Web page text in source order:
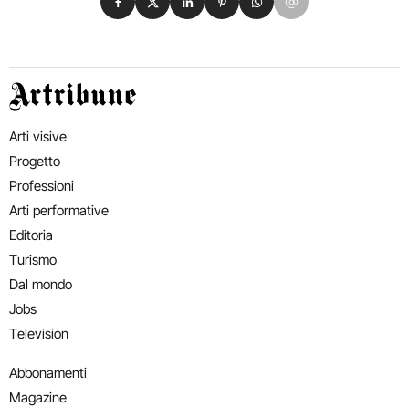
Artribune
Arti visive
Progetto
Professioni
Arti performative
Editoria
Turismo
Dal mondo
Jobs
Television
Abbonamenti
Magazine